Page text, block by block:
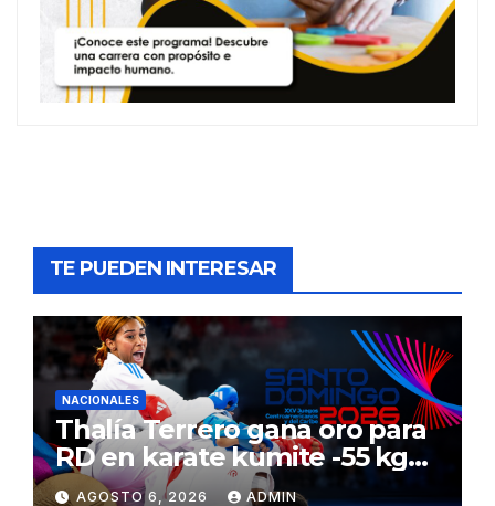
TE PUEDEN INTERESAR
NACIONALES
Thalía Terrero gana oro para
RD en karate kumite -55 kg
en Santo Domingo 2026
AGOSTO 6, 2026 ADMIN